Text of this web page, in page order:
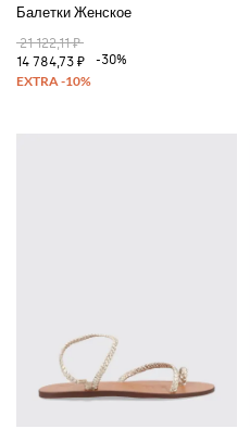
Балетки Женское
21 122,11 ₽
14 784,73 ₽
-30%